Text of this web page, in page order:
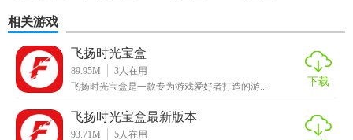
5. 社交互动平台：app不仅是一个游戏资源平台，还是一个社
交互动平台，用户可以在这里结识到更多游戏同好，与他们
交流互动。
1. 独家BT版游戏：提供独家代理的BT版游戏下载平台，让玩
仙录cg
相关游戏
飞扬时光宝盒
89.95M 3人在用
飞扬时光宝盒是一款专为游戏爱好者打造的游...
下载
飞扬时光宝盒最新版本
93.71M 5人在用